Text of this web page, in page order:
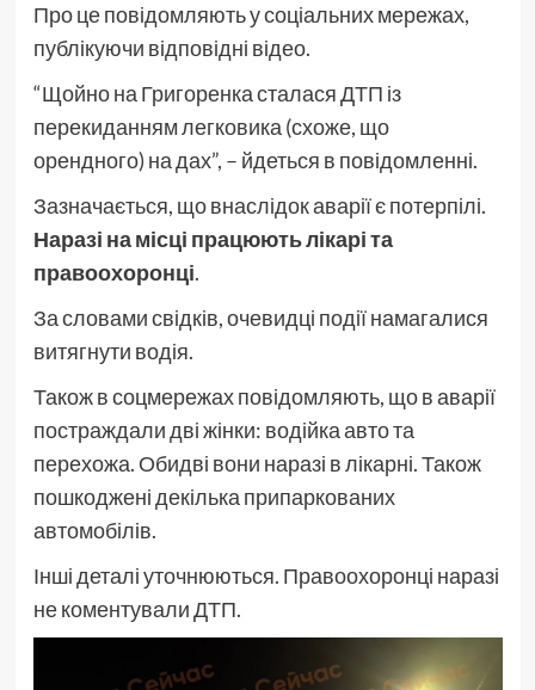
Про це повідомляють у соціальних мережах,
публікуючи відповідні відео.
“Щойно на Григоренка сталася ДТП із
перекиданням легковика (схоже, що
орендного) на дах”, – йдеться в повідомленні.
Зазначається, що внаслідок аварії є потерпілі.
Наразі на місці працюють лікарі та
правоохоронці.
За словами свідків, очевидці події намагалися
витягнути водія.
Також в соцмережах повідомляють, що в аварії
постраждали дві жінки: водійка авто та
перехожа. Обидві вони наразі в лікарні. Також
пошкоджені декілька припаркованих
автомобілів.
Інші деталі уточнюються. Правоохоронці наразі
не коментували ДТП.